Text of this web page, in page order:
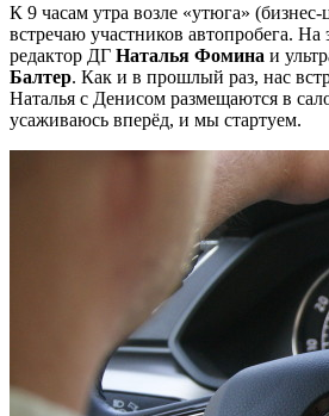
К 9 часам утра возле «утюга» (бизнес-
встречаю участников автопробега. На
редактор ДГ Наталья Фомина и
Балтер. Как и в прошлый раз, нас
Наталья с Денисом размещаются в
усаживаюсь вперёд, и мы стартуем.